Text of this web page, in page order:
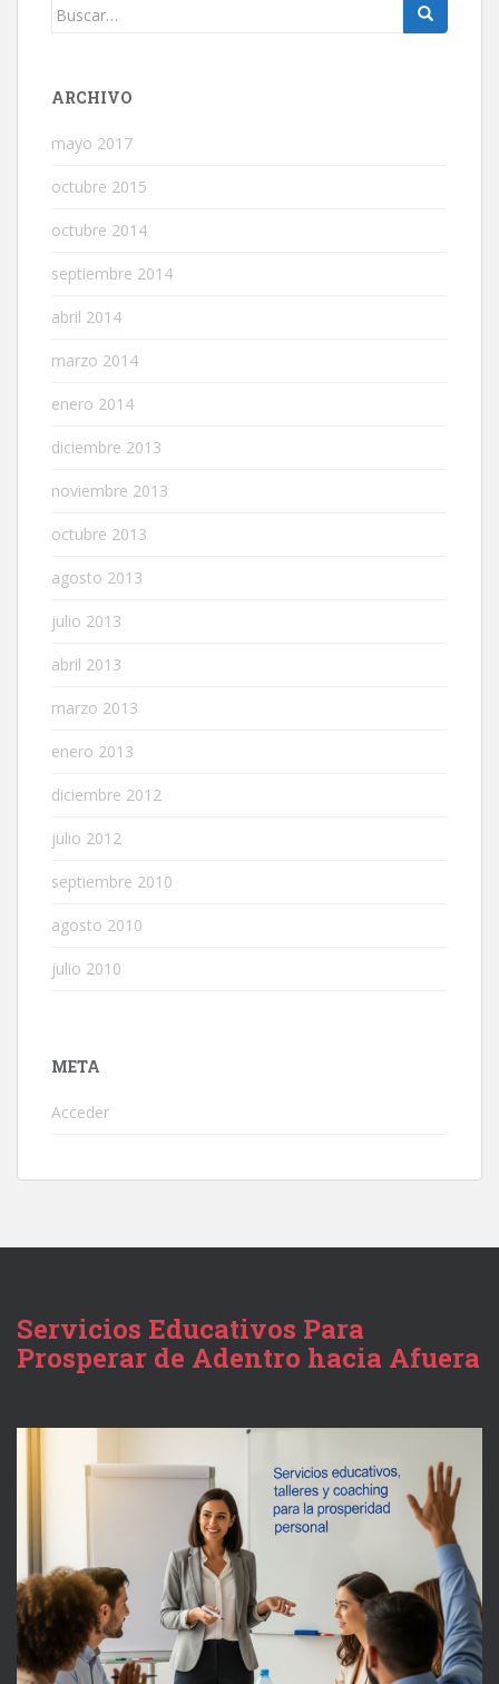
Buscar:
ARCHIVO
mayo 2017
octubre 2015
octubre 2014
septiembre 2014
abril 2014
marzo 2014
enero 2014
diciembre 2013
noviembre 2013
octubre 2013
agosto 2013
julio 2013
abril 2013
marzo 2013
enero 2013
diciembre 2012
julio 2012
septiembre 2010
agosto 2010
julio 2010
META
Acceder
Servicios Educativos Para
Prosperar de Adentro hacia Afuera